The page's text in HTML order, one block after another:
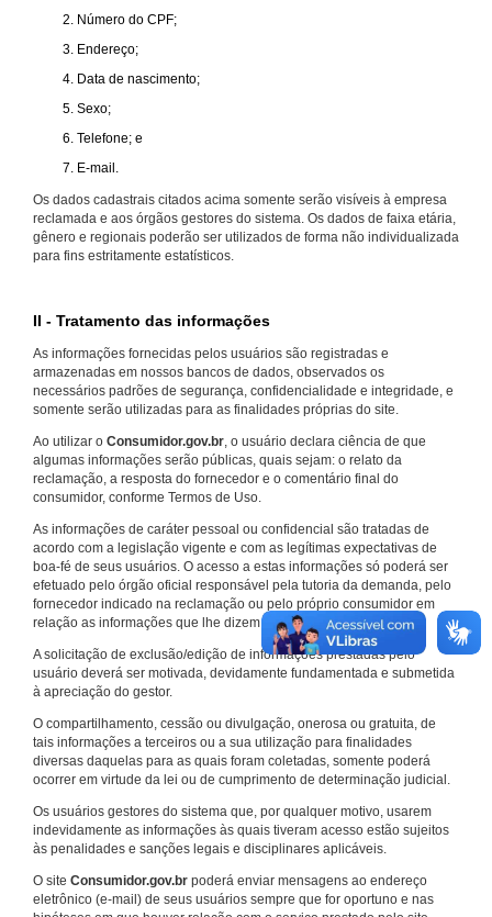
Número do CPF;
Endereço;
Data de nascimento;
Sexo;
Telefone; e
E-mail.
Os dados cadastrais citados acima somente serão visíveis à empresa
reclamada e aos órgãos gestores do sistema. Os dados de faixa etária,
gênero e regionais poderão ser utilizados de forma não individualizada
para fins estritamente estatísticos.
II - Tratamento das informações
As informações fornecidas pelos usuários são registradas e
armazenadas em nossos bancos de dados, observados os
necessários padrões de segurança, confidencialidade e integridade, e
somente serão utilizadas para as finalidades próprias do site.
Ao utilizar o Consumidor.gov.br, o usuário declara ciência de que
algumas informações serão públicas, quais sejam: o relato da
reclamação, a resposta do fornecedor e o comentário final do
consumidor, conforme Termos de Uso.
As informações de caráter pessoal ou confidencial são tratadas de
acordo com a legislação vigente e com as legítimas expectativas de
boa-fé de seus usuários. O acesso a estas informações só poderá ser
efetuado pelo órgão oficial responsável pela tutoria da demanda, pelo
fornecedor indicado na reclamação ou pelo próprio consumidor em
relação as informações que lhe dizem respeito.
A solicitação de exclusão/edição de informações prestadas pelo
usuário deverá ser motivada, devidamente fundamentada e submetida
à apreciação do gestor.
O compartilhamento, cessão ou divulgação, onerosa ou gratuita, de
tais informações a terceiros ou a sua utilização para finalidades
diversas daquelas para as quais foram coletadas, somente poderá
ocorrer em virtude da lei ou de cumprimento de determinação judicial.
Os usuários gestores do sistema que, por qualquer motivo, usarem
indevidamente as informações às quais tiveram acesso estão sujeitos
às penalidades e sanções legais e disciplinares aplicáveis.
O site Consumidor.gov.br poderá enviar mensagens ao endereço
eletrônico (e-mail) de seus usuários sempre que for oportuno e nas